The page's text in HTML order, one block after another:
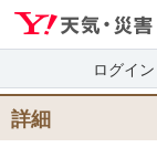
ログイン
詳細